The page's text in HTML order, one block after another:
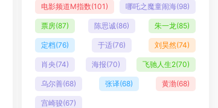
电影频道M指数(101) 哪吒之魔童闹海(98)
票房(87) 陈思诚(86) 朱一龙(85)
定档(76) 于适(76) 刘昊然(74)
肖央(74) 海报(70) 飞驰人生2(70)
乌尔善(68) 张译(68) 黄渤(68)
宫崎骏(67)